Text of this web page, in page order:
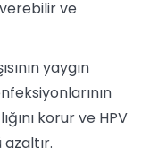
verebilir ve
yaygın
korur ve HPV